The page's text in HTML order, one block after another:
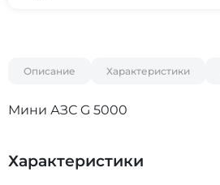
Описание Характеристики
Мини АЗС G 5000
Характеристики